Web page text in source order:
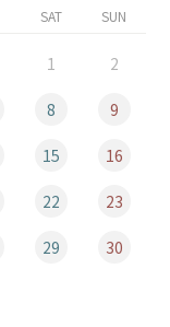
SAT SUN
1 2
8 9
15 16
22 23
29 30